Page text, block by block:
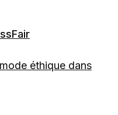
éthique dans